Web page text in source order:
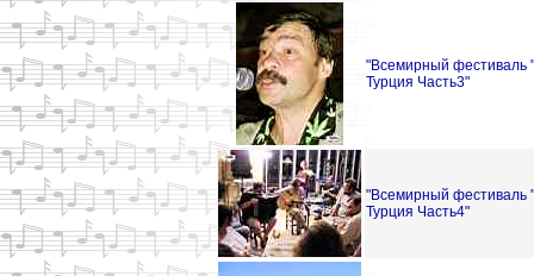
"Всемирный фестиваль
Турция Часть3"
"Всемирный фестиваль
Турция Часть4"